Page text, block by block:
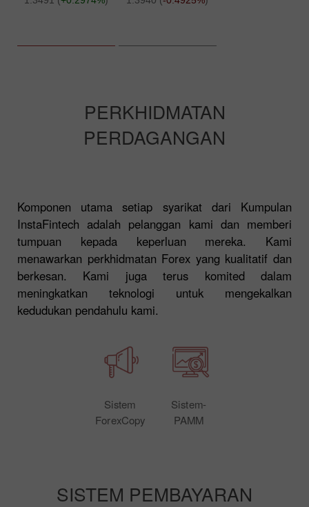
PERKHIDMATAN
PERDAGANGAN
Komponen utama setiap syarikat dari Kumpulan
InstaFintech adalah pelanggan kami dan memberi
tumpuan kepada keperluan mereka. Kami
menawarkan perkhidmatan Forex yang kualitatif dan
berkesan. Kami juga terus komited dalam
meningkatkan teknologi untuk mengekalkan
kedudukan pendahulu kami.
Sistem
ForexCopy
Sistem-
PAMM
SISTEM PEMBAYARAN